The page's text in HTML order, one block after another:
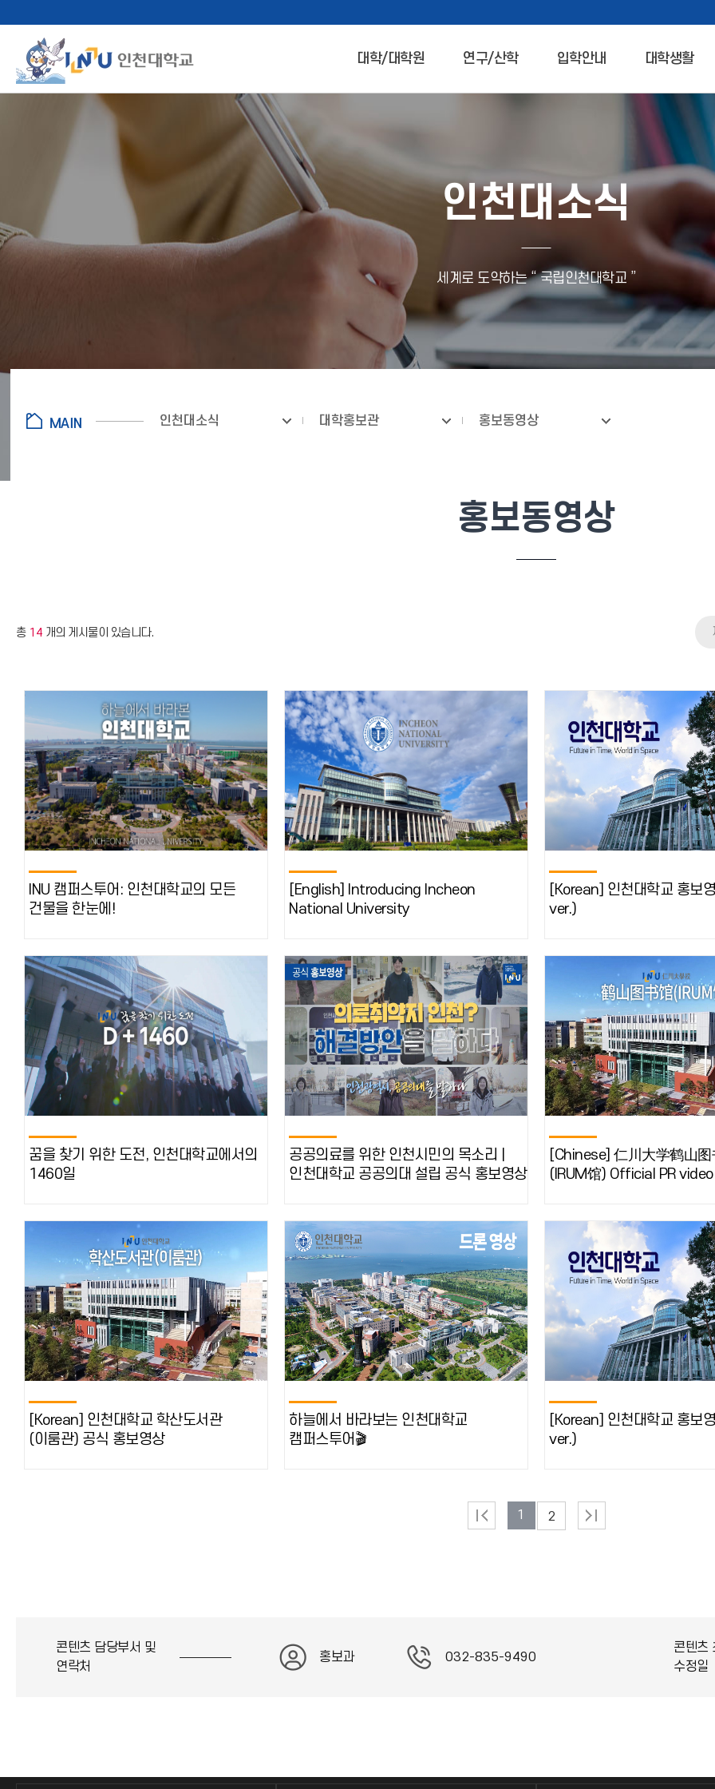
대학/대학원 연구/산학 입학안내 대학생활
인천대소식
세계로 도약하는 “ 국립인천대학교 ”
인천대소식 대학홍보관 홍보동영상
홍보동영상
총 14 개의 게시물이 있습니다.
INU 캠퍼스투어: 인천대학교의 모든
건물을 한눈에!
[English] Introducing Incheon
National University
[Korean] 인천대학교 홍보
ver.)
꿈을 찾기 위한 도전, 인천대학교에서의
1460일
공공의료를 위한 인천시민의 목소리 |
인천대학교 공공의대 설립 공식 홍보영상
[Chinese] 仁川大学鹤山
(IRUM馆) Official PR video
[Korean] 인천대학교 학산도서관
(이룸관) 공식 홍보영상
하늘에서 바라보는 인천대학교
캠퍼스투어🎬
[Korean] 인천대학교 홍보
ver.)
1 2
콘텐츠 담당부서 및
연락처
홍보과 032-835-9490
콘텐츠
수정일